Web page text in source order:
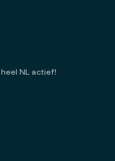
NL actief!